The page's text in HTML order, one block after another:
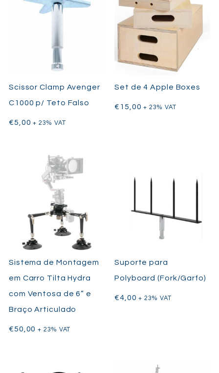
Scissor Clamp Avenger
C1000 p/ Teto Falso
€5,00 + 23% VAT
Set de 4 Apple Boxes
€ 15,00 + 23% VAT
Sistema de Montagem
em Carro Tilta Hydra
com Ventosa de 6” e
Braço Articulado
€50,00 + 23% VAT
Suporte para
Polyboard (Fork/Garfo)
€4,00 + 23% VAT